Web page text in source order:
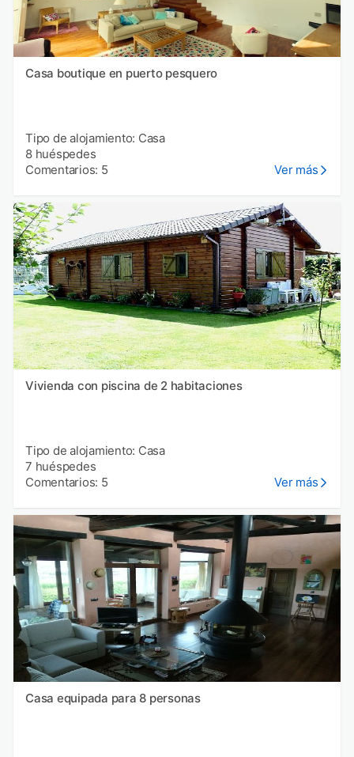
Casa boutique en puerto pesquero
Tipo de alojamiento: Casa
8 huéspedes
Comentarios: 5
Ver más
Vivienda con piscina de 2 habitaciones
Tipo de alojamiento: Casa
7 huéspedes
Comentarios: 5
Ver más
Casa equipada para 8 personas